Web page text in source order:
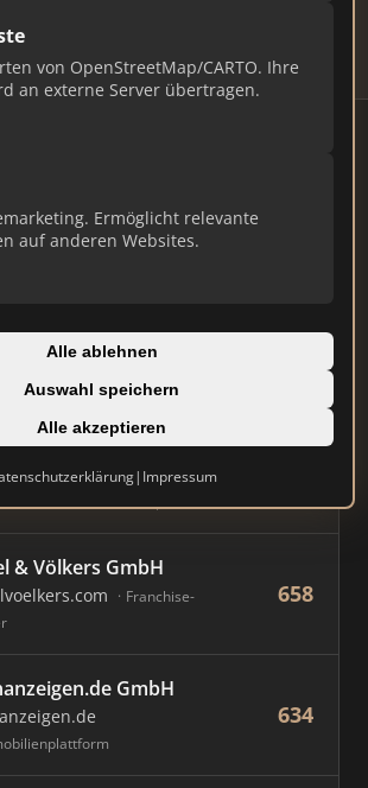
von OpenStreetMap/CARTO. Ihre
an externe Server übertragen.
Ermöglicht relevante
auf anderen Websites.
Alle ablehnen
Auswahl speichern
Alle akzeptieren
| Impressum
Keywords
Scout GmbH
Germany GmbH
& Völkers GmbH
Franchise-
658
GmbH
634